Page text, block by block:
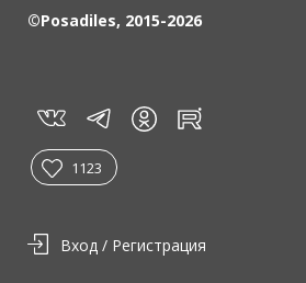
©Posadiles, 2015-2026
vk tg in rt
1123
Вход / Регистрация